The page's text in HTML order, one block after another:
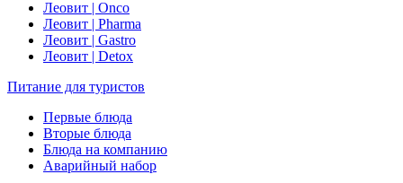
Леовит | Onco
Леовит | Pharma
Леовит | Gastro
Леовит | Detox
Питание для туристов
Первые блюда
Вторые блюда
Блюда на компанию
Аварийный набор